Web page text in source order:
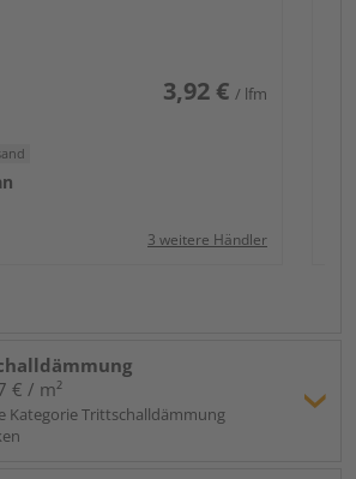
3,92 € / lfm
3 weitere Händler
€ / m²
Kategorie Trittschalldämmung